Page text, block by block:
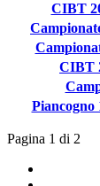
CIBT
CIBT
Piancogno
Pagina 1 di 2